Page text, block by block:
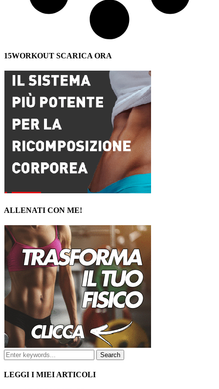
15WORKOUT SCARICA ORA
ALLENATI CON ME!
LEGGI I MIEI ARTICOLI